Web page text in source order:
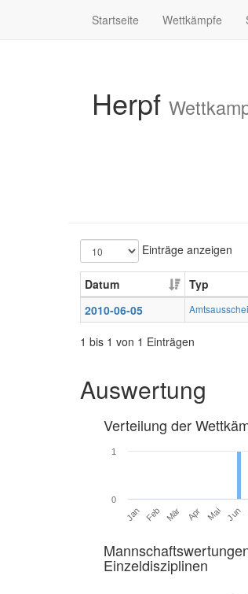
Startseite Wettkämpfe
Herpf
Einträge anzeigen
Datum Typ
2010-06-05
1 bis 1 von 1 Einträgen
Auswertung
Verteilung der
Jan Feb Mär Apr Mai Jun
0
1
Einzeldisziplinen